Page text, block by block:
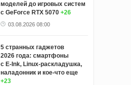
моделей до игровых систем
с GeForce RTX 5070 +26
03.08.2026 08:00
5 странных гаджетов
2026 года: смартфоны
с E‑Ink, Linux‑раскладушка,
наладонник и кое‑что еще
+23